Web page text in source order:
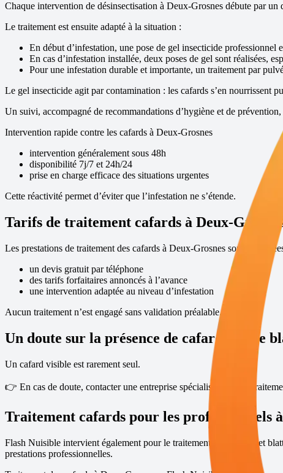
Chaque intervention de désinsectisation à Deux-Grosnes débute par un
Le traitement est ensuite adapté à la situation :
En début d’infestation, une pose de gel insecticide professionnel
En cas d’infestation installée, deux poses de gel sont réalisées,
Pour une infestation durable et importante, un traitement par
Le gel insecticide agit par contamination : les cafards s’en nourrissent
Un suivi, accompagné de recommandations d’hygiène et de
Intervention rapide contre les cafards à Deux-Grosnes
intervention généralement sous 48h
disponibilité 7j/7 et 24h/24
prise en charge efficace des situations urgentes
Cette réactivité permet d’éviter que l’infestation ne s’étende.
Tarifs de traitement cafards à Deux-
Les prestations de traitement des cafards à Deux-Grosnes sont
un devis gratuit par téléphone
des tarifs forfaitaires annoncés à l’avance
une intervention adaptée au niveau d’infestation
Aucun traitement n’est engagé sans validation préalable.
Un doute sur la présence de cafards ou de
Un cafard visible est rarement seul.
👉 En cas de doute, contacter une entreprise spécialisée dans le
Traitement cafards pour les professionnels à
Flash Nuisible intervient également pour le traitement des cafards et
prestations professionnelles.